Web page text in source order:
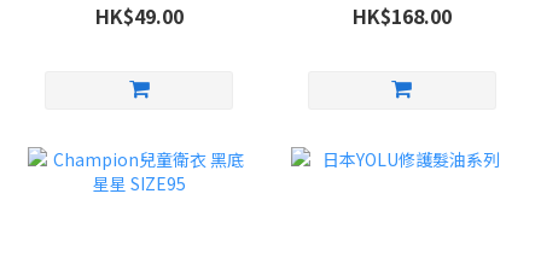
HK$49.00 HK$168.00